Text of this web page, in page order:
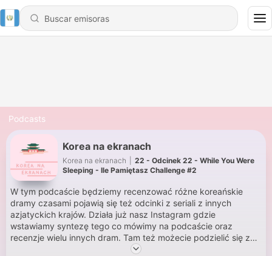
Podcasts
Korea na ekranach
Korea na ekranach
22 - Odcinek 22 - While You Were
Sleeping - Ile Pamiętasz Challenge #2
W tym podcaście będziemy recenzować różne koreańskie
dramy czasami pojawią się też odcinki z seriali z innych
azjatyckich krajów. Działa już nasz Instagram gdzie
wstawiamy syntezę tego co mówimy na podcaście oraz
recenzje wielu innych dram. Tam też możecie podzielić się z
nami swoimi opiniami i dawać swoje propozycje dram które